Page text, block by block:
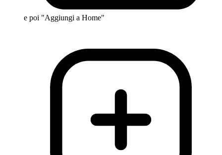
e poi "Aggiungi a Home"